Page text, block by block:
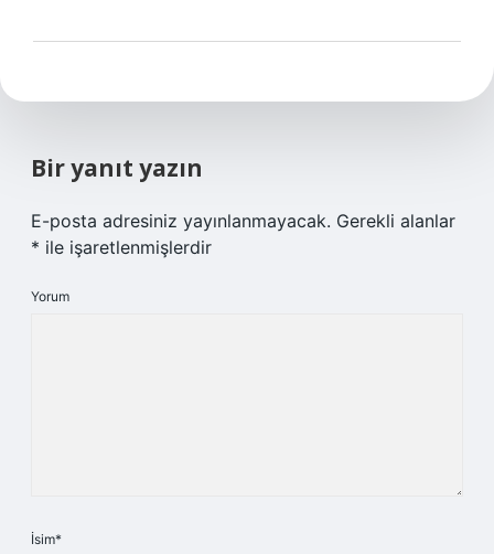
Bir yanıt yazın
E-posta adresiniz yayınlanmayacak. Gerekli alanlar
* ile işaretlenmişlerdir
Yorum
İsim*